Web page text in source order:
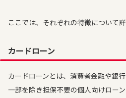
ここでは、それぞれの特徴について詳
カードローン
カードローンとは、消費者金融や銀
一部を除き担保不要の個人向けロー